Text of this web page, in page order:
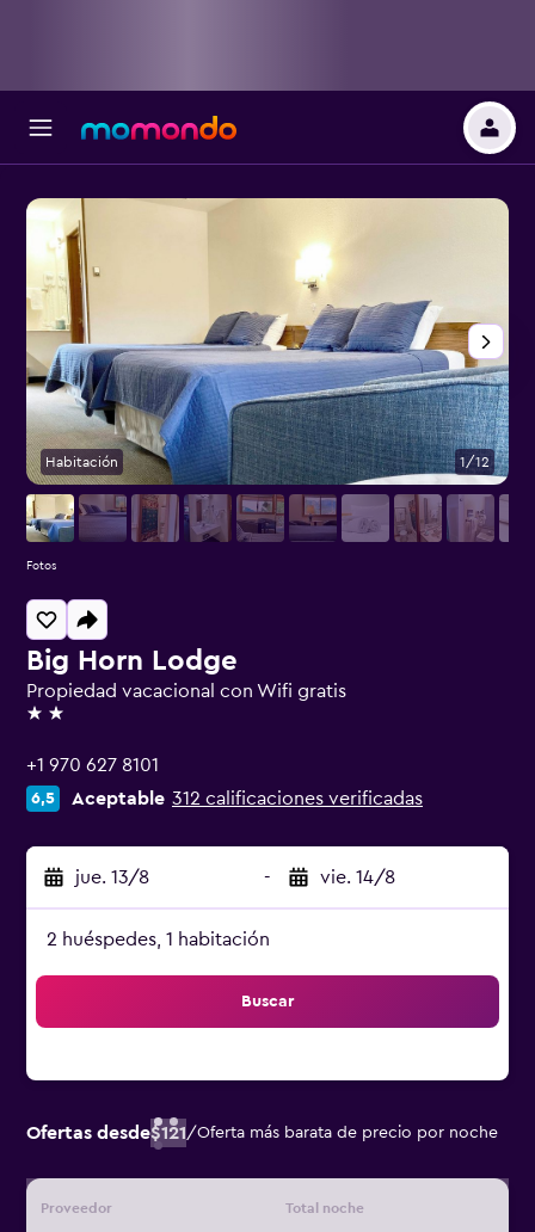
Big Horn Lodge
Propiedad vacacional con Wifi gratis
2 estrellas
+1 970 627 8101
6,5 Aceptable 312 calificaciones verificadas
jue. 13/8 - vie. 14/8
2 huéspedes, 1 habitación
Buscar
Ofertas desde$121/Oferta más barata de precio por noche
Proveedor Total noche
Habitación 1/12
Fotos